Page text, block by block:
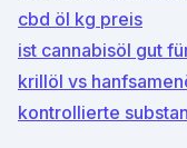
cbd öl kg preis
ist cannabisöl gut
krillöl vs
kontrollierte